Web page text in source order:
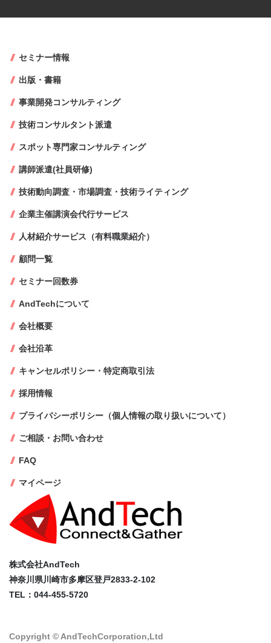
株式会社AndTech
神奈川県川崎市多摩区登戸2833-2-102
TEL：044-455-5720
Copyright © AndTechCorporation,Ltd
セミナー情報
出版・書籍
事業開発コンサルティング
技術コンサルタント派遣
スポット専門家コンサルティング
講師派遣(社員研修)
技術動向調査・市場調査・技術ライティング
企業主催講演会代行サービス
人材紹介サービス（有料職業紹介）
顧問一覧
セミナー回数券
AndTechについて
会社概要
会社沿革
キャンセルポリシー・特定商取引法
採用情報
プライバシーポリシー（個人情報の取り扱いについて）
ご相談・お問い合わせ
FAQ
マイページ